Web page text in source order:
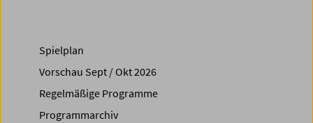
Spielplan
Vorschau Sept / Okt 2026
Regelmäßige Programme
Programmarchiv